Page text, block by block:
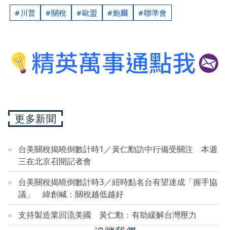
川普 關稅 歐盟 鮑爾 聯準會
更多新聞
台美關稅揭曉倒數計時1／黃仁勳訪中行備受關注 本週
三在北京召開記者會
台美關稅揭曉倒數計時3／紐時點名台有望達成「握手協
議」 緯創喊：關稅越低越好
支持製造業回流美國 黃仁勳：有助緩解台灣壓力